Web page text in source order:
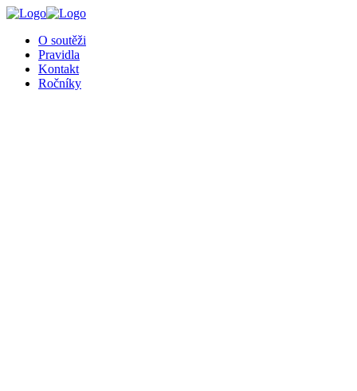
O soutěži
Pravidla
Kontakt
Ročníky